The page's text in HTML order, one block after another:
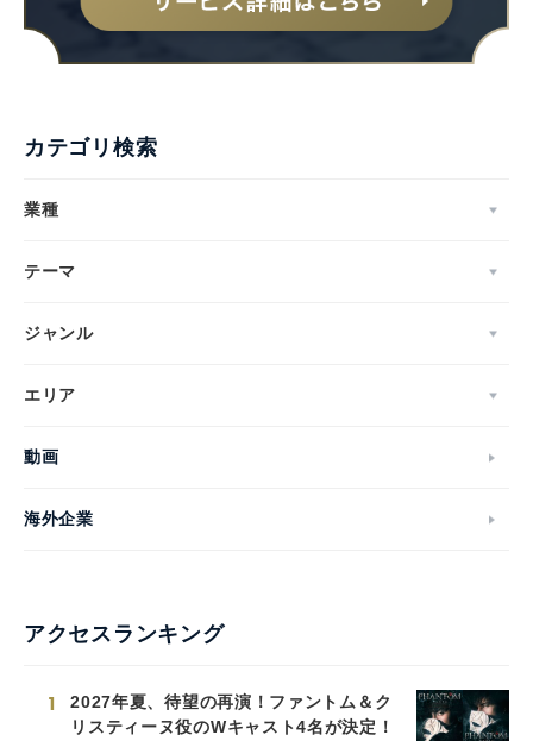
カテゴリ検索
業種
テーマ
ジャンル
エリア
動画
海外企業
アクセスランキング
1
2027年夏、待望の再演！ファントム＆ク
リスティーヌ役のWキャスト4名が決定！